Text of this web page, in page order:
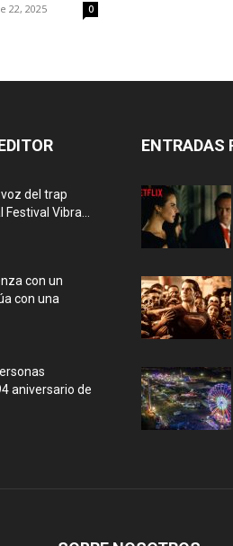
22, 2025 0
del trap
Vibra...
con un
con una
aniversario de
ENTRADAS